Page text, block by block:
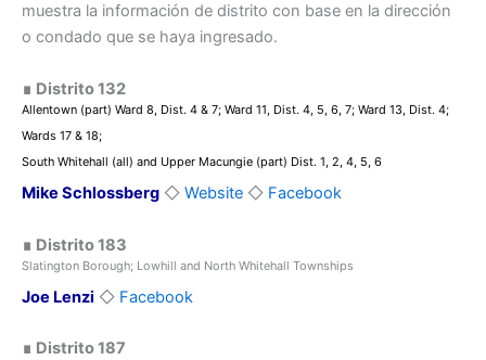
muestra la información de distrito con base en la dirección
o condado que se haya ingresado.
∎ Distrito 132
Allentown (part) Ward 8, Dist. 4 & 7; Ward 11, Dist. 4, 5, 6, 7; Ward 13, Dist. 4;
Wards 17 & 18;
South Whitehall (all) and Upper Macungie (part) Dist. 1, 2, 4, 5, 6
Mike Schlossberg ◇ Website ◇ Facebook
∎ Distrito183
Slatington Borough; Lowhill and North Whitehall Townships
Joe Lenzi ◇ Facebook
∎ Distrito187